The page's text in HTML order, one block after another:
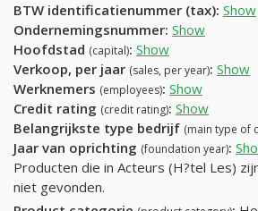
BTW identificatienummer (tax): Show
Ondernemingsnummer: Show
Hoofdstad (capital): Show
Verkoop, per jaar (sales, per year): Show
Werknemers (employees): Show
Credit rating (credit rating): Show
Belangrijkste type bedrijf (main type of
Jaar van oprichting (foundation year):
Producten die in Acteurs (H?tel Les)
niet gevonden.